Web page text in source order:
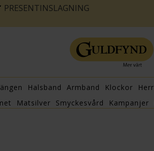
PRESENTINSLAGNING
Halsband Armband Klockor Herr
Matsilver Smyckesvård Kampanjer